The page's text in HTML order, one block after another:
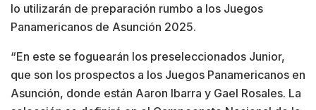
lo utilizarán de preparación rumbo a los Juegos
Panamericanos de Asunción 2025.
“En este se foguearán los preseleccionados Junior,
que son los prospectos a los Juegos Panamericanos en
Asunción, donde están Aaron Ibarra y Gael Rosales. La